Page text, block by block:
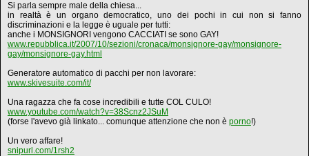
Si parla sempre male della chiesa...
in realtà è un organo democratico, uno dei pochi in cui non si fanno
discriminazioni e la legge è uguale per tutti:
anche i MONSIGNORI vengono CACCIATI se sono GAY!
www.repubblica.it/2007/10/sezioni/cronaca/monsignore-gay/monsignore-
gay/monsignore-gay.html
Generatore automatico di pacchi per non lavorare:
www.skivesuite.com/it/
Una ragazza che fa cose incredibili e tutte COL CULO!
www.youtube.com/watch?v=38Scnz2JSuM
(forse l'avevo già linkato... comunque attenzione che non è porno!)
Un vero affare!
snipurl.com/1rsh2